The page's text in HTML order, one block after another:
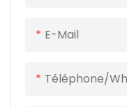
Camion de
Remorque de
Remorque
E-Mail
Téléphone/